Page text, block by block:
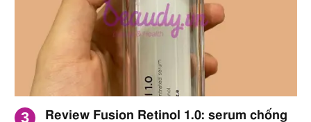
Review Fusion Retinol 1.0: serum chống